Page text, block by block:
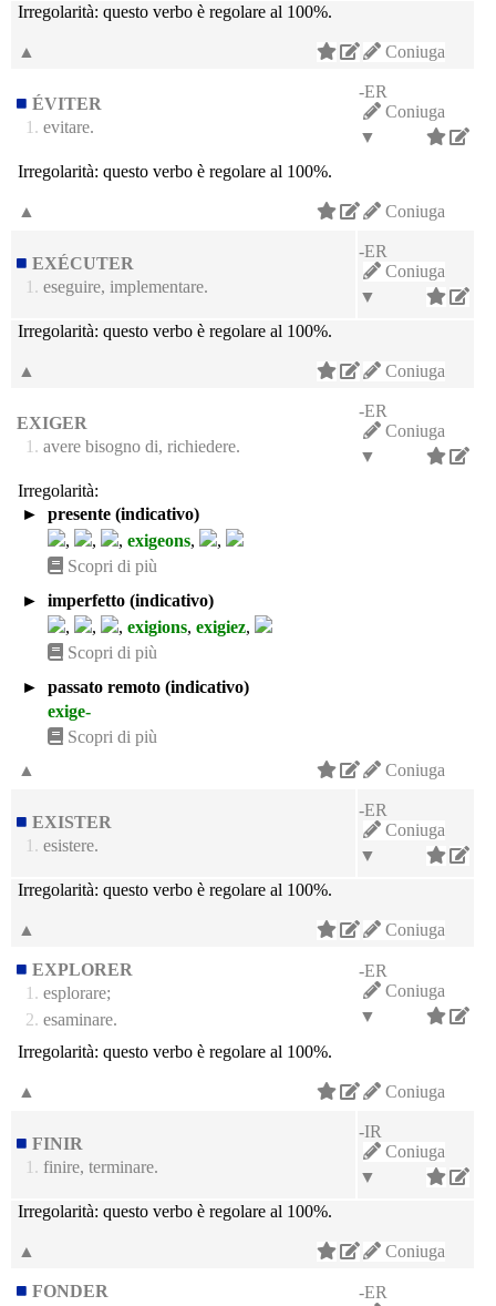
Irregolarità: questo verbo è regolare al 100%.
Coniuga
▲
ÉVITER
1. evitare.
-ER
Coniuga
▼
Irregolarità: questo verbo è regolare al 100%.
Coniuga
▲
EXÉCUTER
1. eseguire, implementare.
-ER
Coniuga
▼
Irregolarità: questo verbo è regolare al 100%.
Coniuga
▲
EXIGER
1. avere bisogno di, richiedere.
-ER
Coniuga
▼
Irregolarità:
►
presente (indicativo)
,
, , exigeons,
,
Scopri di più
►
imperfetto (indicativo)
,
, , exigions, exigiez,
Scopri di più
►
passato remoto (indicativo)
exige-
Scopri di più
Coniuga
▲
EXISTER
1. esistere.
-ER
Coniuga
▼
Irregolarità: questo verbo è regolare al 100%.
Coniuga
▲
EXPLORER
1. esplorare;
2. esaminare.
-ER
Coniuga
▼
Irregolarità: questo verbo è regolare al 100%.
Coniuga
▲
FINIR
1. finire, terminare.
-IR
Coniuga
▼
Irregolarità: questo verbo è regolare al 100%.
Coniuga
▲
FONDER
-ER